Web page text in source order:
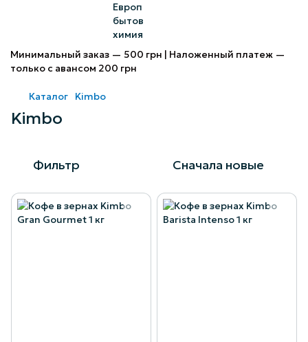
Минимальный заказ — 500 грн | Наложенный платеж —
только с авансом 200 грн
Каталог Kimbo
Kimbo
Фильтр Сначала новые